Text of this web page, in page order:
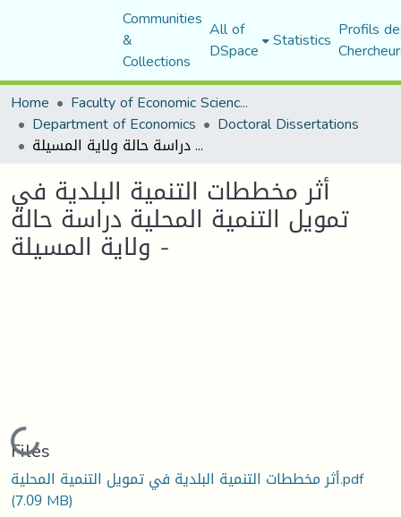
Communities
&
Collections
All of
DSpace Statistics Profils
Home
Faculty of Economic Sciences, Commerce and Management Sciences
Department of Economics Doctoral Dissertations
أثر مخططات التنمية البلدية في تمويل التنمية المحلية دراسة حالة ولاية المسيلة -
أثر مخططات التنمية البلدية في
تمويل التنمية المحلية دراسة حالة
ولاية المسيلة -
Loading...
Files
أثر مخططات التنمية البلدية في تمويل التنمية المحلية.pdf
(7.09 MB)